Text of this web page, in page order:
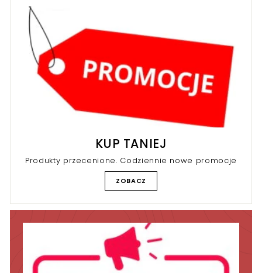
KUP TANIEJ
Produkty przecenione. Codziennie nowe promocje
ZOBACZ